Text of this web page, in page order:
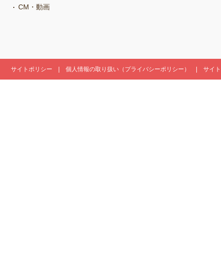
CM・動画
サイトポリシー 個人情報の取り扱い（プライバシーポリシー） サイ